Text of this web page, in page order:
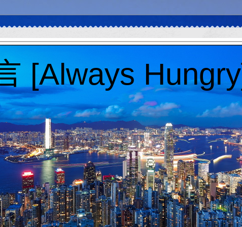
[Always